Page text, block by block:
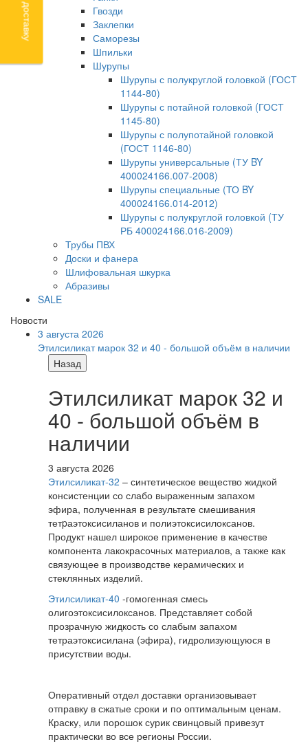
Гвозди
Заклепки
Саморезы
Шпильки
Шурупы
Шурупы с полукруглой головкой (ГОСТ
1144-80)
Шурупы с потайной головкой (ГОСТ
1145-80)
Шурупы с полупотайной головкой
(ГОСТ 1146-80)
Шурупы универсальные (ТУ BY
400024166.007-2008)
Шурупы специальные (ТО BY
400024166.014-2012)
Шурупы с полукруглой головкой (ТУ
РБ 400024166.016-2009)
Трубы ПВХ
Доски и фанера
Шлифовальная шкурка
Абразивы
SALE
Новости
3 августа 2026
Этилсиликат марок 32 и 40 - большой объём в наличии
Назад
Этилсиликат марок 32 и
40 - большой объём в
наличии
3 августа 2026
Этилсиликат-32 – синтетическое вещество жидкой
консистенции со слабо выраженным запахом
эфира, полученная в результате смешивания
тетpаэтоксисиланов и полиэтоксисилоксанов.
Продукт нашел широкое применение в качестве
компонента лакокрасочных материалов, а также как
связующее в производстве керамических и
стеклянных изделий.
Этилсиликат-40 -гомогенная смесь
олигоэтоксисилоксанов. Представляет собой
прозрачную жидкость со слабым запахом
тетраэтоксисилана (эфира), гидролизующуюся в
присутствии воды.
Оперативный отдел доставки организовывает
отправку в сжатые сроки и по оптимальным ценам.
Краску, или порошок сурик свинцовый привезут
практически во все регионы России.